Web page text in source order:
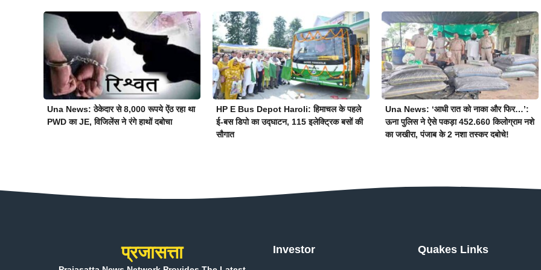
Una News: ठेकेदार से 8,000 रूपये ऐंठ रहा था
PWD का JE, विजिलेंस ने रंगे हाथों दबोचा
HP E Bus Depot Haroli: हिमाचल के पहले
ई-बस डिपो का उद्घाटन, 115 इलेक्ट्रिक बसों की
सौगात
Una News: ‘आधी रात को नाका और फिर…’:
ऊना पुलिस ने ऐसे पकड़ा 452.660 किलोग्राम नशे
का जखीरा, पंजाब के 2 नशा तस्कर दबोचे!
प्रजासत्ता Investor Quakes Links